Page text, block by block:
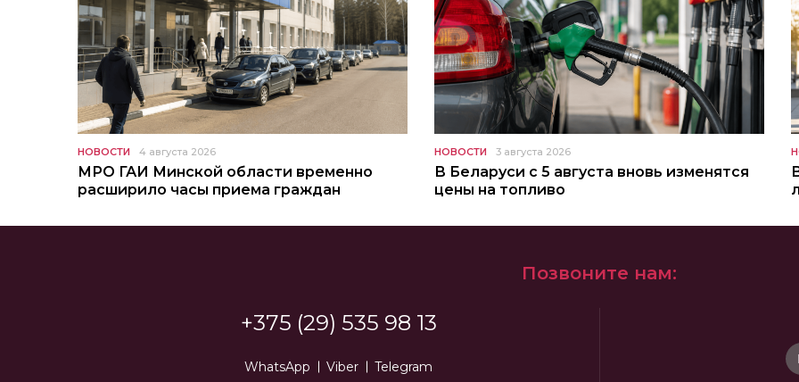
НОВОСТИ 4 августа 2026
МРО ГАИ Минской области временно
расширило часы приема граждан
НОВОСТИ 3 августа 2026
В Беларуси с 5 августа вновь изменятся
цены на топливо
Позвоните нам:
+375 (29) 535 98 13
WhatsApp Viber Telegram